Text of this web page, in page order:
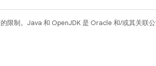
限制。Java 和 OpenJDK 是 Oracle 和/或其关联